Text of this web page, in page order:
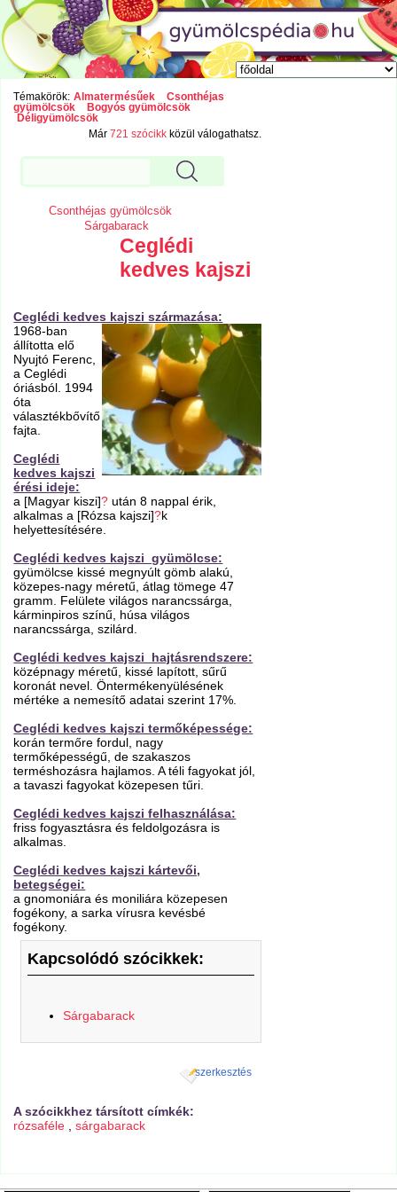
Témakörök: Almatermésűek
Csonthéjas
gyümölcsök
Bogyós gyümölcsök
Déligyümölcsök
Már721 szócikk közül válogathatsz.
Csonthéjas gyümölcsök
Sárgabarack
Ceglédi
kedves kajszi
Ceglédi kedves kajszi származása:
1968-ban
állította elő
Nyujtó Ferenc,
a Ceglédi
óriásból. 1994
óta
választékbővítő
fajta.
Ceglédi
kedves kajszi
érési ideje:
a [Magyar kiszi]? után 8 nappal érik,
alkalmas a [Rózsa kajszi]?k
helyettesítésére.
Ceglédi kedves kajszi gyümölcse:
gyümölcse kissé megnyúlt gömb alakú,
közepes-nagy méretű, átlag tömege 47
gramm. Felülete világos narancssárga,
kárminpiros színű, húsa világos
narancssárga, szilárd.
Ceglédi kedves kajszi hajtásrendszere:
középnagy méretű, kissé lapított, sűrű
koronát nevel. Öntermékenyülésének
mértéke a nemesítő adatai szerint 17%.
Ceglédi kedves kajszi termőképessége:
korán termőre fordul, nagy
termőképességű, de szakaszos
terméshozásra hajlamos. A téli fagyokat jól,
a tavaszi fagyokat közepesen tűri.
Ceglédi kedves kajszi felhasználása:
friss fogyasztásra és feldolgozásra is
alkalmas.
Ceglédi kedves kajszi kártevői,
betegségei:
a gnomoniára és moniliára közepesen
fogékony, a sarka vírusra kevésbé
fogékony.
Kapcsolódó szócikkek:
Sárgabarack
szerkesztés
A szócikkhez társított címkék:
rózsaféle ,sárgabarack